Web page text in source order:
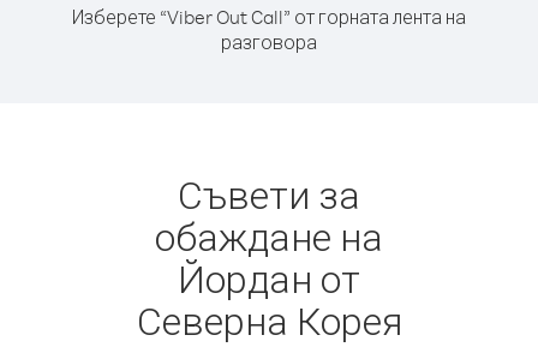
Изберете “Viber Out Call” от горната лента на
разговора
Съвети за
обаждане на
Йордан от
Северна Корея